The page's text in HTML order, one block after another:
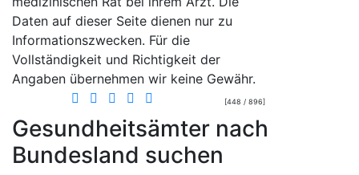
Daten auf dieser Seite dienen nur zu
Informationszwecken. Für die
Vollständigkeit und Richtigkeit der
Angaben übernehmen wir keine Gewähr.
[448 / 896]
Gesundheitsämter nach
Bundesland suchen